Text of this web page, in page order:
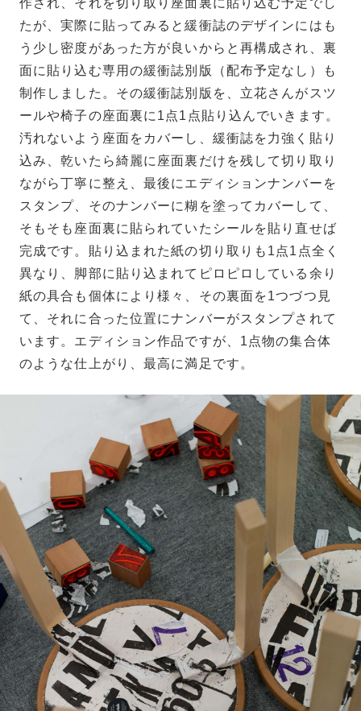
作され、それを切り取り座面裏に貼り込む予定でし
たが、実際に貼ってみると緩衝誌のデザインにはも
う少し密度があった方が良いからと再構成され、裏
面に貼り込む専用の緩衝誌別版（配布予定なし）も
制作しました。その緩衝誌別版を、立花さんがスツ
ールや椅子の座面裏に1点1点貼り込んでいきます。
汚れないよう座面をカバーし、緩衝誌を力強く貼り
込み、乾いたら綺麗に座面裏だけを残して切り取り
ながら丁寧に整え、最後にエディションナンバーを
スタンプ、そのナンバーに糊を塗ってカバーして、
そもそも座面裏に貼られていたシールを貼り直せば
完成です。貼り込まれた紙の切り取りも1点1点全く
異なり、脚部に貼り込まれてピロピロしている余り
紙の具合も個体により様々、その裏面を1つづつ見
て、それに合った位置にナンバーがスタンプされて
います。エディション作品ですが、1点物の集合体
のような仕上がり、最高に満足です。